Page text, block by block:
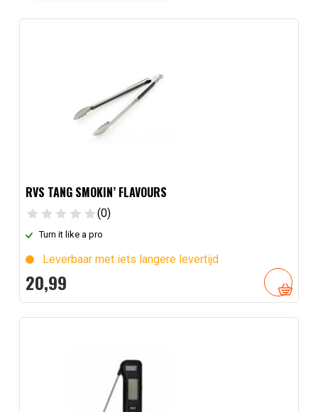
RVS TANG SMOKIN’ FLAVOURS
(0)
Turn it like a pro
Leverbaar met iets langere levertijd
20,99